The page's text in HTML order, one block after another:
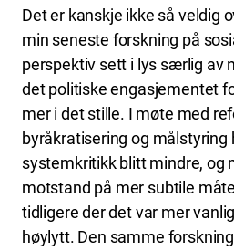
Det er kanskje ikke så veldig
min seneste forskning på
perspektiv sett i lys særlig av
det politiske engasjementet
mer i det stille. I møte med
byråkratisering og målstyring
systemkritikk blitt mindre, og
motstand på mer subtile
tidligere der det var mer
høylytt. Den samme